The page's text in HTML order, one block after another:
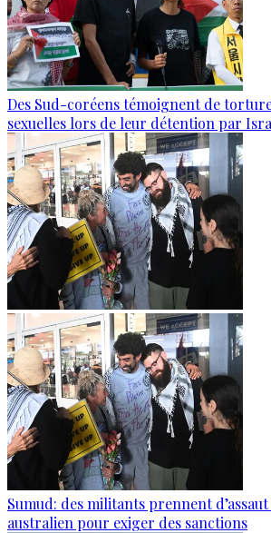
Des Sud-coréens témoignent de
sexuelles lors de leur détention par
Sumud: des militants prennent
australien pour exiger des sanctions